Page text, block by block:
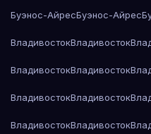
Буэнос-АйресБуэнос-Айрес
ВладивостокВладивосток
ВладивостокВладивосток
ВладивостокВладивосток
ВладивостокВладивосток